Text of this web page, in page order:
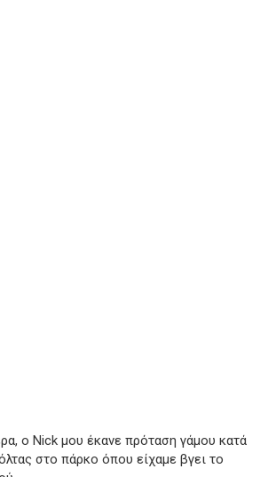
ο Nick μου έκανε πρόταση γάμου κατά
στο πάρκο όπου είχαμε βγει το